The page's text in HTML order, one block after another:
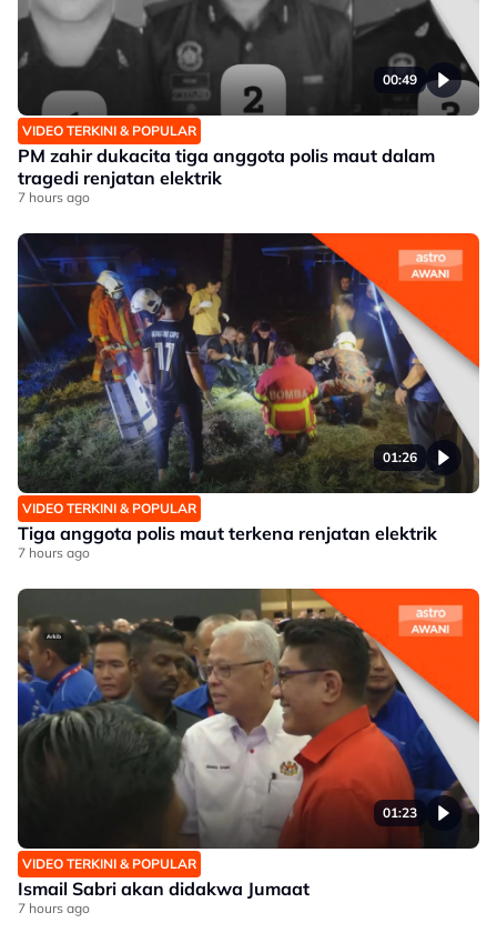
00:49
VIDEO TERKINI & POPULAR
PM zahir dukacita tiga anggota polis maut dalam
tragedi renjatan elektrik
7 hours ago
01:26
VIDEO TERKINI & POPULAR
Tiga anggota polis maut terkena renjatan elektrik
7 hours ago
01:23
VIDEO TERKINI & POPULAR
Ismail Sabri akan didakwa Jumaat
7 hours ago